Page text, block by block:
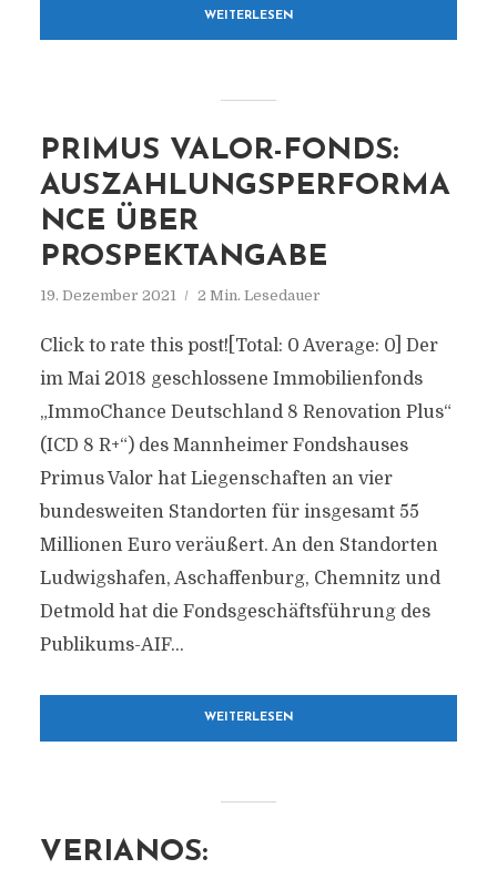
WEITERLESEN
PRIMUS VALOR-FONDS:
AUSZAHLUNGSPERFORMA
NCE ÜBER
PROSPEKTANGABE
19. Dezember 2021 2 Min. Lesedauer
Click to rate this post![Total: 0 Average: 0] Der
im Mai 2018 geschlossene Immobilienfonds
„ImmoChance Deutschland 8 Renovation Plus“
(ICD 8 R+“) des Mannheimer Fondshauses
Primus Valor hat Liegenschaften an vier
bundesweiten Standorten für insgesamt 55
Millionen Euro veräußert. An den Standorten
Ludwigshafen, Aschaffenburg, Chemnitz und
Detmold hat die Fondsgeschäftsführung des
Publikums-AIF...
WEITERLESEN
VERIANOS: